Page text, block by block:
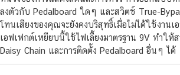
ลงตัวกับ Pedalboard ใดๆ และสวิตช์ True-
โทนเสียงของคุณจะยังคงบริสุทธิ์เมื่อไม่ได้ใช้งานเ
เอฟเฟกต์เหยียบนี้ใช้ไฟเลี้ยงมาตรฐาน 9V ทำให้
Daisy Chain และการติดตั้ง Pedalboard อื่นๆ ได้